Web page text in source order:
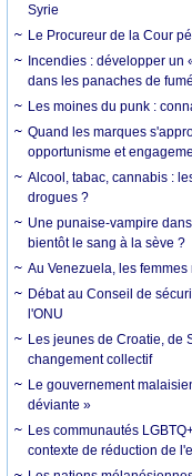
Syrie
Le Procureur de la Cour
Incendies : développer un
dans les panaches de
Les moines du punk :
Quand les marques
opportunisme et
Alcool, tabac, cannabis :
drogues ?
Une punaise-vampire
bientôt le sang à la sève ?
Au Venezuela, les
Débat au Conseil de
l'ONU
Les jeunes de Croatie, de
changement collectif
Le gouvernement
déviante »
Les communautés
contexte de réduction de